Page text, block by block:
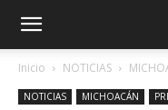
Inicio NOTICIAS
NOTICIAS MICHOACÁN